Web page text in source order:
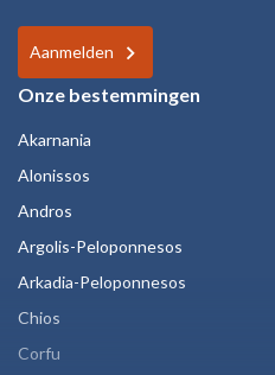
Aanmelden
Onze bestemmingen
Akarnania
Alonissos
Andros
Argolis-Peloponnesos
Arkadia-Peloponnesos
Chios
Corfu